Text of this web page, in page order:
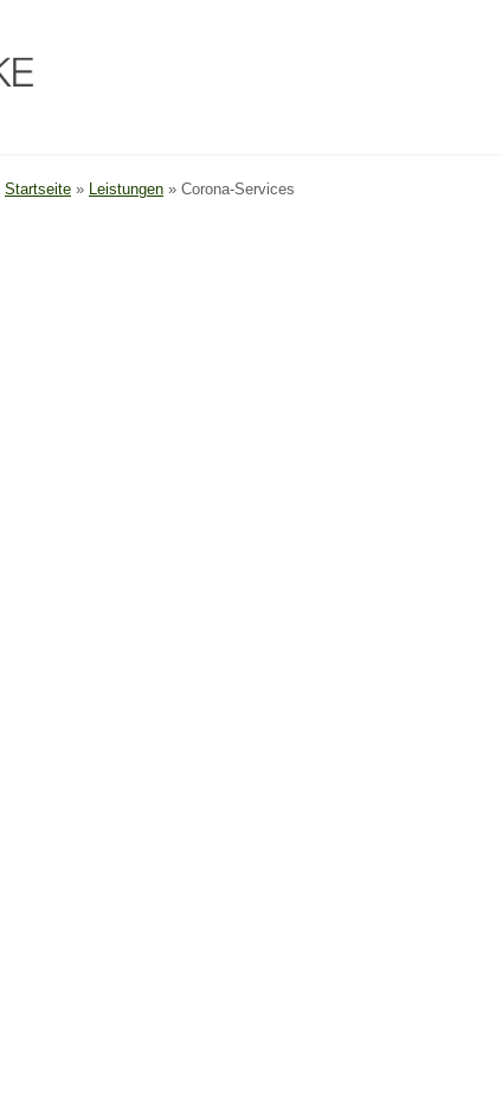
Startseite » Leistungen » Corona-Services